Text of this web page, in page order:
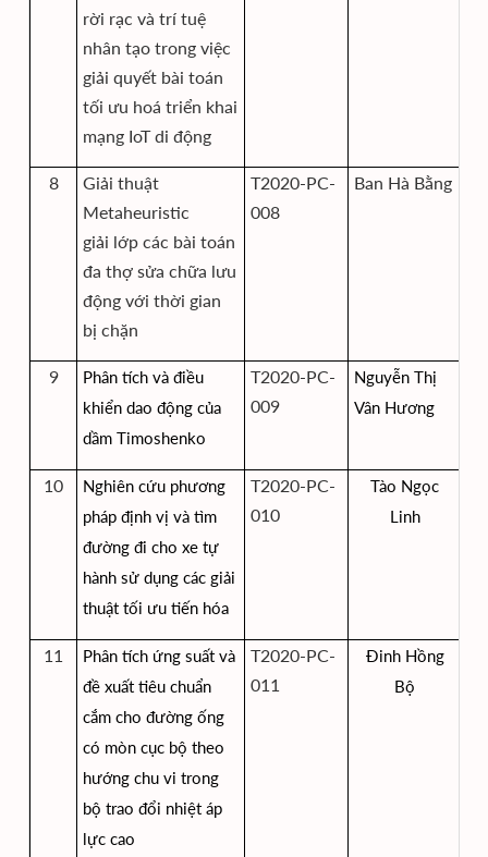
rời rạc và trí tuệ
nhân tạo trong việc
giải quyết bài toán
tối ưu hoá triển khai
mạng IoT di động
8
Giải thuật
Metaheuristic
giải lớp các bài toán
đa thợ sửa chữa lưu
động với thời gian
bị chặn
T2020-PC-
008
Ban Hà Bằng
9
Phân tích và điều
khiển dao động của
dầm Timoshenko
T2020-PC-
009
Nguyễn Thị
Vân Hương
10
Nghiên cứu phương
pháp định vị và tìm
đường đi cho xe tự
hành sử dụng các giải
thuật tối ưu tiến hóa
T2020-PC-
010
Tào Ngọc
Linh
11
Phân tích ứng suất và
đề xuất tiêu chuẩn
cắm cho đường ống
có mòn cục bộ theo
hướng chu vi trong
bộ trao đổi nhiệt áp
lực cao
T2020-PC-
011
Đinh Hồng
Bộ